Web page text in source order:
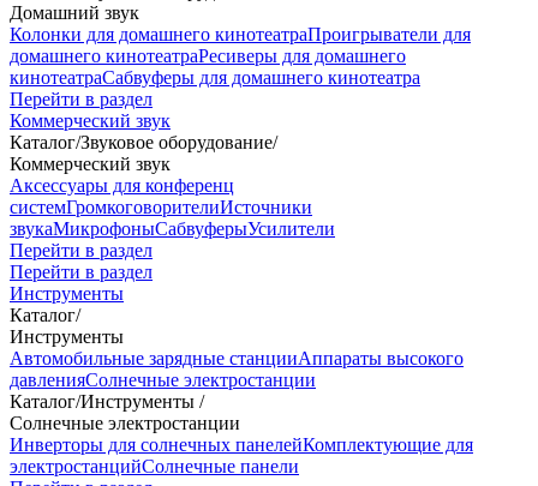
Домашний звук
Колонки для домашнего кинотеатраПроигрыватели для
домашнего кинотеатраРесиверы для домашнего
кинотеатраСабвуферы для домашнего кинотеатра
Перейти в раздел
Коммерческий звук
Каталог/Звуковое оборудование/
Коммерческий звук
Аксессуары для конференц
системГромкоговорителиИсточники
звукаМикрофоныСабвуферыУсилители
Перейти в раздел
Перейти в раздел
Инструменты
Каталог/
Инструменты
Автомобильные зарядные станцииАппараты высокого
давленияСолнечные электростанции
Каталог/Инструменты /
Солнечные электростанции
Инверторы для солнечных панелейКомплектующие для
электростанцийСолнечные панели